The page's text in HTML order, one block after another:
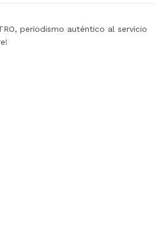
periodismo auténtico al servicio